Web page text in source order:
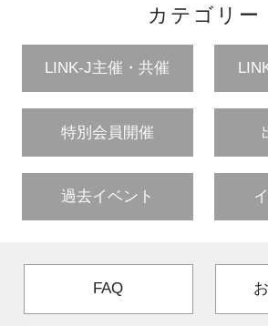
カテゴリー
LINK-J主催・共催
特別会員開催
過去イベント
FAQ